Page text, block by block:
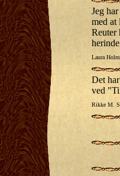
Jeg
med at
Reuter
Laura
Det
ved
Rikke M.